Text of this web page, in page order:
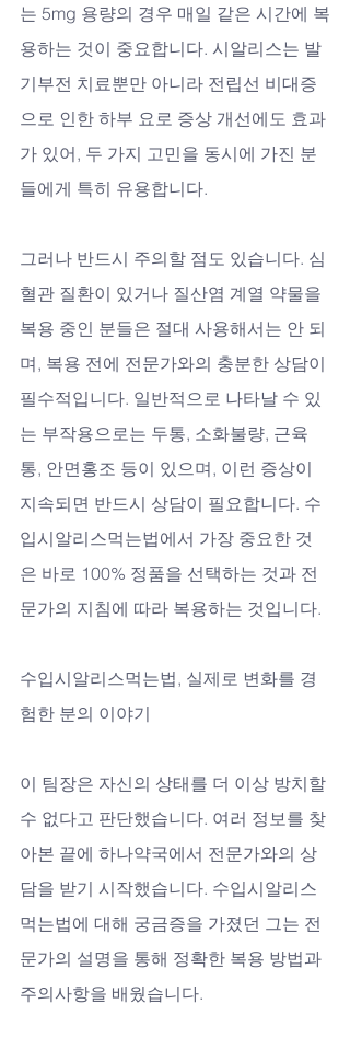
는 5mg 용량의 경우 매일 같은 시간에 복
용하는 것이 중요합니다. 시알리스는 발
기부전 치료뿐만 아니라 전립선 비대증
으로 인한 하부 요로 증상 개선에도 효과
가 있어, 두 가지 고민을 동시에 가진 분
들에게 특히 유용합니다.
그러나 반드시 주의할 점도 있습니다. 심
혈관 질환이 있거나 질산염 계열 약물을
복용 중인 분들은 절대 사용해서는 안 되
며, 복용 전에 전문가와의 충분한 상담이
필수적입니다. 일반적으로 나타날 수 있
는 부작용으로는 두통, 소화불량, 근육
통, 안면홍조 등이 있으며, 이런 증상이
지속되면 반드시 상담이 필요합니다. 수
입시알리스먹는법에서 가장 중요한 것
은 바로 100% 정품을 선택하는 것과 전
문가의 지침에 따라 복용하는 것입니다.
수입시알리스먹는법, 실제로 변화를 경
험한 분의 이야기
이 팀장은 자신의 상태를 더 이상 방치할
수 없다고 판단했습니다. 여러 정보를 찾
아본 끝에 하나약국에서 전문가와의 상
담을 받기 시작했습니다. 수입시알리스
먹는법에 대해 궁금증을 가졌던 그는 전
문가의 설명을 통해 정확한 복용 방법과
주의사항을 배웠습니다.